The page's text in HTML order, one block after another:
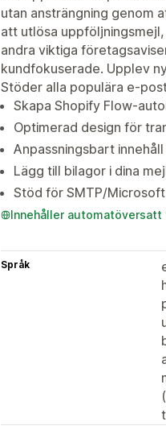
utan ansträngning genom
att utlösa
andra viktiga
kundfokuserade. Upplev
Stöder alla populära e-
Skapa Shopify Flow-
Optimerad design för
Anpassningsbart
Lägg till bilagor i dina
Stöd för SMTP/
Innehåller automatöversatt
Språk